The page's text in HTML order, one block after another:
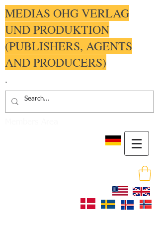
MEDIAS OHG VERLAG
UND PRODUKTION
(PUBLISHERS, AGENTS
AND PRODUCERS)
.